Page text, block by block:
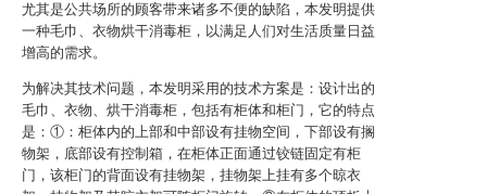
尤其是公共场所的顾客带来诸多不便的缺陷，本发明提供
一种毛巾、衣物烘干消毒柜，以满足人们对生活质量日益
增高的需求。
为解决其技术问题，本发明采用的技术方案是：设计出的
毛巾、衣物、烘干消毒柜，包括有柜体和柜门，它的特点
是：①：柜体内的上部和中部设有挂物空间，下部设有搁
物架，底部设有控制箱，在柜体正面通过铰链固定有柜
门，该柜门的背面设有挂物架，挂物架上挂有多个晾衣